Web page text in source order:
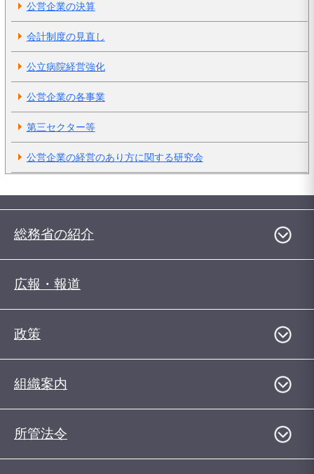
公営企業の決算
会計制度の見直し
公立病院経営強化
公営企業の各事業
第三セクター等
公営企業の経営のあり方に関する研究会
総務省の紹介
広報・報道
政策
組織案内
所管法令